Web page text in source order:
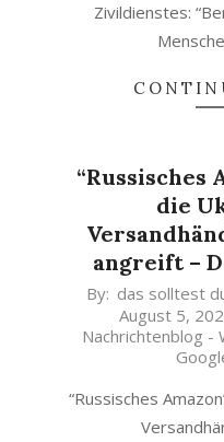
Zivildienstes:
“Russisches
die
angreift –
2026-
05
By: das solltest
August 5,
Nachrichtenblog -
“Russisches